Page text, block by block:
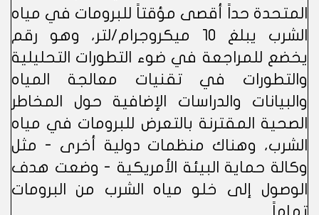
المتحدة حداً أقصى مؤقتاً للبرومات في مياه
الشرب يبلغ 10 ميكروجرام/لتر، وهو رقم
يخضع للمراجعة في ضوء التطورات التحليلية
والتطورات في تقنيات معالجة المياه
والبيانات والدراسات الإضافية حول المخاطر
الصحية المقترنة بالتعرض للبرومات في مياه
الشرب، وهناك منظمات دولية أخرى - مثل
وكالة حماية البيئة الأمريكية - وضعت هدف
الوصول إلى خلو مياه الشرب من البرومات
تماماً.